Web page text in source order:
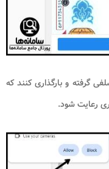
گرفته و بارگذاری کنند که
رعایت شود.